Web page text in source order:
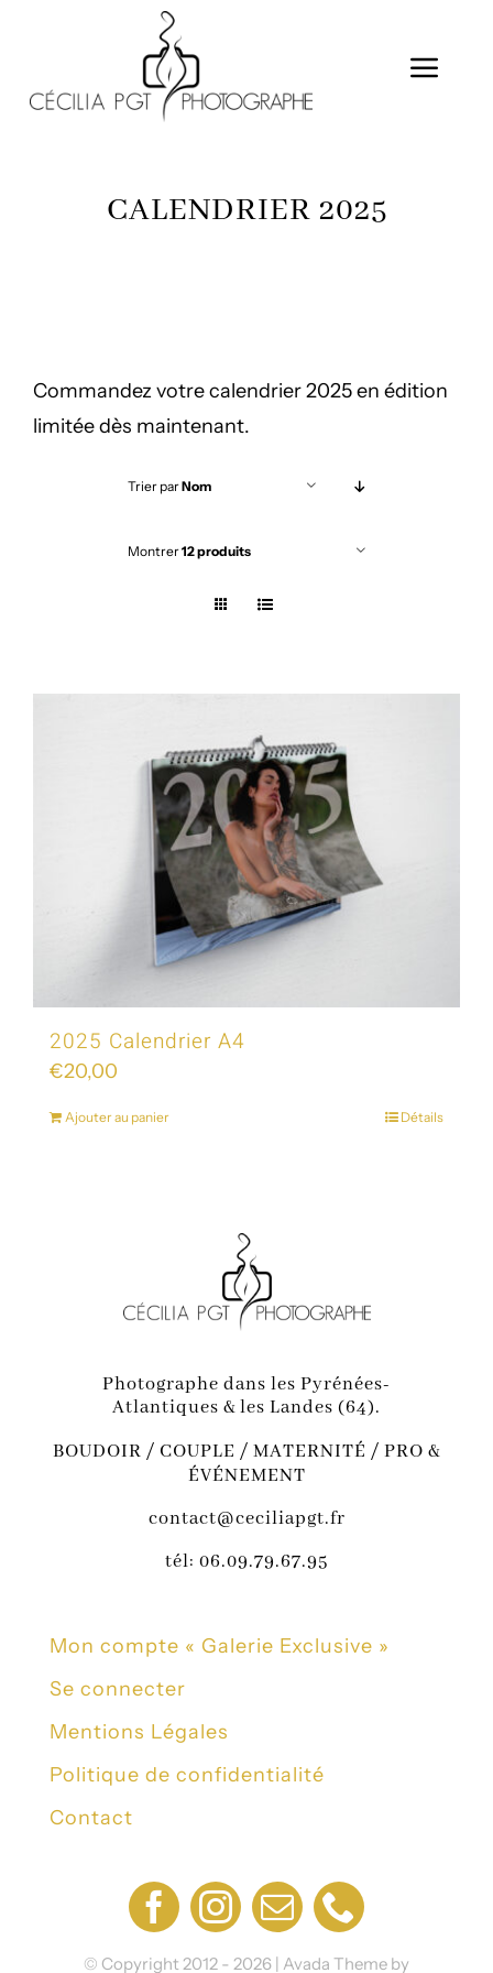
contenu
MES PRESTATIONS
CONTACT
CALENDRIER 2025
Commandez votre calendrier 2025 en édition
limitée dès maintenant.
Trier parNom
Montrer12 produits
2025 Calendrier A4
€20,00
Ajouter au panier Détails
Photographe dans les Pyrénées-
Atlantiques & les Landes (64).
BOUDOIR / COUPLE / MATERNITÉ / PRO &
ÉVÉNEMENT
contact@ceciliapgt.fr
tél: 06.09.79.67.95
Mon compte « Galerie Exclusive »
Se connecter
Mentions Légales
Politique de confidentialité
Contact
© Copyright 2012 - 2026 | Avada Theme by